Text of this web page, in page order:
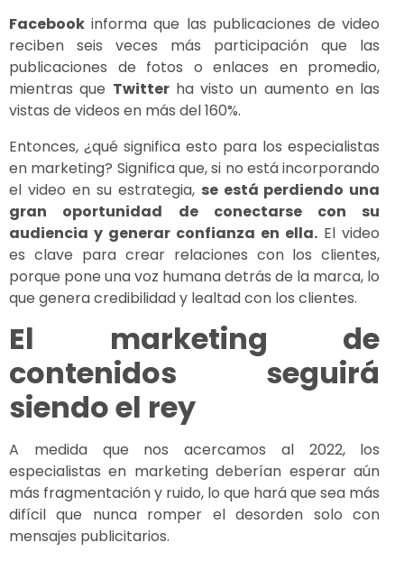
Facebook informa que las publicaciones de video
reciben seis veces más participación que las
publicaciones de fotos o enlaces en promedio,
mientras que Twitterha visto un aumento en las
vistas de videos en más del 160%.
Entonces, ¿qué significa esto para los especialistas
en marketing? Significa que, si no está incorporando
el video en su estrategia, se está perdiendo una
gran oportunidad de conectarse con su
audiencia y generar confianza en ella. El video
es clave para crear relaciones con los clientes,
porque pone una voz humana detrás de la marca, lo
que genera credibilidad y lealtad con los clientes.
El marketing de
contenidos seguirá
siendo el rey
A medida que nos acercamos al 2022, los
especialistas en marketing deberían esperar aún
más fragmentación y ruido, lo que hará que sea más
difícil que nunca romper el desorden solo con
mensajes publicitarios.